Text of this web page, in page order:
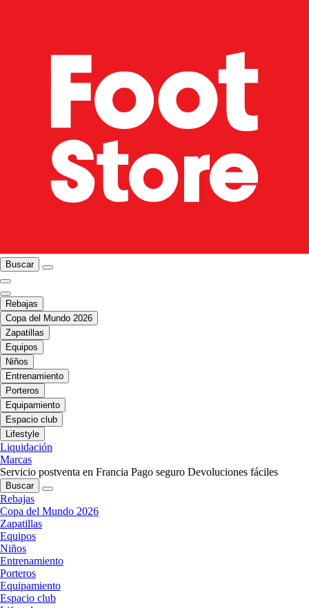
Buscar
Rebajas
Copa del Mundo 2026
Zapatillas
Equipos
Niños
Entrenamiento
Porteros
Equipamiento
Espacio club
Lifestyle
Liquidación
Marcas
Servicio postventa en Francia Pago seguro Devoluciones fáciles
Buscar
Rebajas
Copa del Mundo 2026
Zapatillas
Equipos
Niños
Entrenamiento
Porteros
Equipamiento
Espacio club